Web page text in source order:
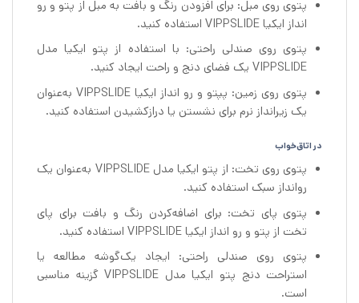
پتوی روی مبل: برای افزودن رنگ و بافت به مبل از پتو و رو
انداز ایکیا VIPPSLIDE استفاده کنید.
پتوی روی صندلی راحتی: با استفاده از پتو ایکیا مدل
VIPPSLIDE یک فضای دنج و راحت ایجاد کنید.
پتوی روی زمین: پپتو و رو انداز ایکیا VIPPSLIDE به‌عنوان
یک زیرانداز نرم برای نشستن یا درازکشیدن استفاده کنید.
در اتاق‌خواب
پتوی روی تخت: از پتو ایکیا مدل VIPPSLIDE به‌عنوان یک
روانداز سبک استفاده کنید.
پتوی پای تخت: برای اضافه‌کردن رنگ و بافت برای پای
تخت از پتو و رو انداز ایکیا VIPPSLIDE استفاده کنید.
پتوی روی صندلی راحتی: ایجاد یک‌گوشه مطالعه یا
استراحت دنج پتو ایکیا مدل VIPPSLIDE گزینه مناسبی
است.